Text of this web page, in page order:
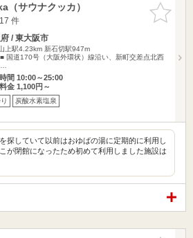
お気に入
りに追加
サウナクッカ）
件
/ 東大阪市
上駅4.23km 新石切駅947m
国道170号（大阪外環状）線沿い、新町交差点北西
間 10:00～25:00
金 1,100円～
炭酸水素塩泉
探していて以前はおゆばの湯に定期的に利用し
が閉館になったため初めて利用しました施設は